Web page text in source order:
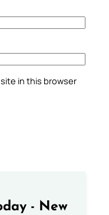
in this browser
- New